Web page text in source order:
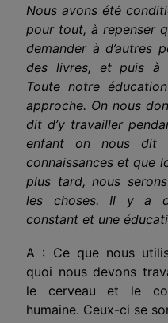
Nous avons été
pour tout, à repenser
demander à d’autres
des livres, et puis à
Toute notre
approche. On nous
dit d’y travailler
enfant on nous dit
connaissances et que
plus tard, nous
les choses. Il y a
constant et une
A : Ce que nous
quoi nous devons
le cerveau et le
humaine. Ceux-ci se